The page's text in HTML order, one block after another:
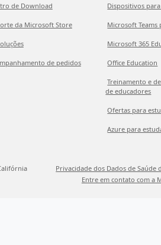
de Download
da Microsoft Store
de pedidos
Dispositivos
Microsoft Teams
Microsoft 365
Office Education
Treinamento e
de educadores
Ofertas para
Azure para
Privacidade dos Dados de Saúde
Entre em contato com a